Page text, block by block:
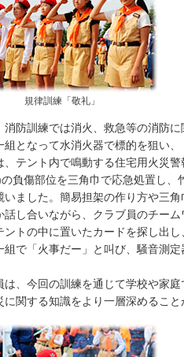
規律訓練「敬礼」
防訓練では消火、救急等の消防に
組となって水消火器で標的を狙い
、テント内で鳴動する住宅用火災
負傷部位を三角巾で応急処置し
いました。簡易担架の作り方や三
話し合いながら、クラブ員のチー
ントの中に置いたカードを探し出
組で「火事だー」と叫び、騒音測
、今回の訓練を通じて学校や家庭
に関する知識をより一層深めること